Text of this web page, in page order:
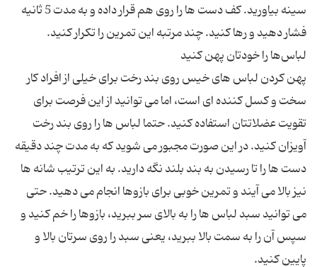
سینه بیاورید. کف دست ها را روی هم قرار داده و به مدت 5 ثانیه
پهن کردن لباس های خیس روی بند رخت برای خیلی از افراد کار
سخت و کسل کننده ای است، اما می توانید از این فرصت برای
تقویت عضلاتتان استفاده کنید. حتما لباس ها را روی بند رخت
آویزان کنید. در این صورت مجبور می شوید که به مدت چند دقیقه
دست ها را تا رسیدن به بند بلند نگه دارید. به این ترتیب شانه ها
نیز بالا می آیند و تمرین خوبی برای بازوها انجام می دهید. حتی
می توانید سبد لباس ها را به بالای سر ببرید، بازوها را خم کنید و
سپس آن را به سمت بالا ببرید، یعنی سبد را روی سرتان بالا و